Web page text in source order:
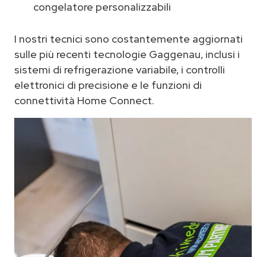
congelatore personalizzabili
I nostri tecnici sono costantemente aggiornati
sulle più recenti tecnologie Gaggenau, inclusi i
sistemi di refrigerazione variabile, i controlli
elettronici di precisione e le funzioni di
connettività Home Connect.